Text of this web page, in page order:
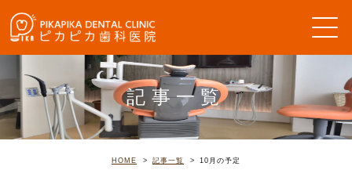
記事一覧
HOME 記事一覧 10月の予定